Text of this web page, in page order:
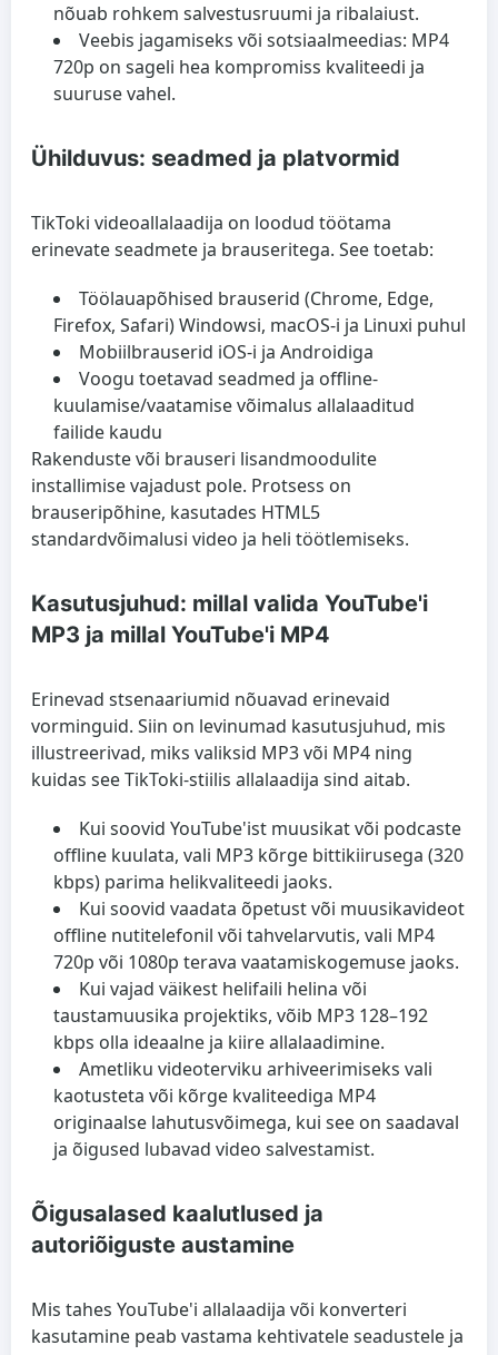
nõuab rohkem salvestusruumi ja ribalaiust.
Veebis jagamiseks või sotsiaalmeedias: MP4
720p on sageli hea kompromiss kvaliteedi ja
suuruse vahel.
Ühilduvus: seadmed ja platvormid
TikToki videoallalaadija on loodud töötama
erinevate seadmete ja brauseritega. See toetab:
Töölauapõhised brauserid (Chrome, Edge,
Firefox, Safari) Windowsi, macOS-i ja Linuxi puhul
Mobiilbrauserid iOS-i ja Androidiga
Voogu toeta­vad seadmed ja offline-
kuulamise/vaatamise võimalus allalaaditud
failide kaudu
Rakenduste või brauseri lisandmoodulite
installimise vajadust pole. Protsess on
brauseripõhine, kasutades HTML5
standardvõimalusi video ja heli töötlemiseks.
Kasutusjuhud: millal valida YouTube'i
MP3 ja millal YouTube'i MP4
Erinevad stsenaariumid nõuavad erinevaid
vorminguid. Siin on levinumad kasutusjuhud, mis
illustreerivad, miks valiksid MP3 või MP4 ning
kuidas see TikToki‑stiilis allalaadija sind aitab.
Kui soovid YouTube'ist muusikat või podcaste
offline kuulata, vali MP3 kõrge bittikiirusega (320
kbps) parima helikvaliteedi jaoks.
Kui soovid vaadata õpetust või muusikavideot
offline nutitelefonil või tahvelarvutis, vali MP4
720p või 1080p terava vaatamiskogemuse jaoks.
Kui vajad väikest helifaili helina või
taustamuusika projektiks, võib MP3 128–192
kbps olla ideaalne ja kiire allalaadimine.
Ametliku videoterviku arhiveerimiseks vali
kaotusteta või kõrge kvaliteediga MP4
originaalse lahutusvõimega, kui see on saadaval
ja õigused lubavad video salvestamist.
Õigusalased kaalutlused ja
autoriõiguste austamine
Mis tahes YouTube'i allalaadija või konverteri
kasutamine peab vastama kehtivatele seadustele ja